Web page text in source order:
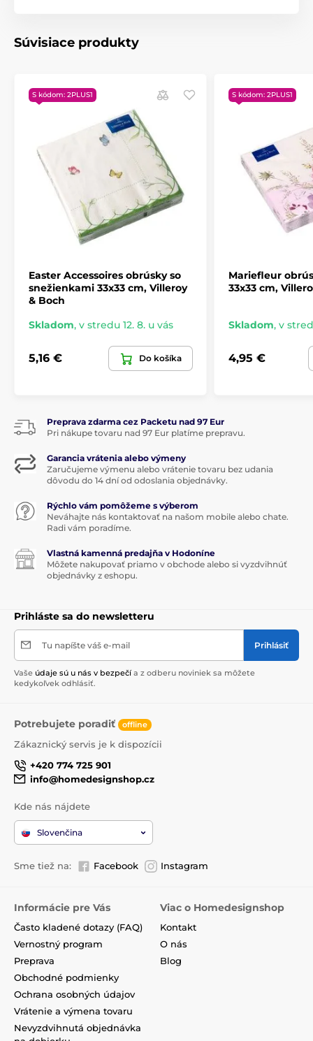
Súvisiace produkty
S kódom: 2PLUS1
Easter Accessoires obrúsky so
snežienkami 33x33 cm, Villeroy
& Boch
Skladom, v stredu 12. 8. u vás
5,16 € Do košíka
S kódom: 2PLUS1
Mariefleur
33x33 cm,
Skladom, v
4,95 €
Preprava zdarma cez Packetu nad 97 Eur
Pri nákupe tovaru nad 97 Eur platíme prepravu.
Garancia vrátenia alebo výmeny
Zaručujeme výmenu alebo vrátenie tovaru bez udania
dôvodu do 14 dní od odoslania objednávky.
Rýchlo vám pomôžeme s výberom
Neváhajte nás kontaktovať na našom mobile alebo chate.
Radi vám poradíme.
Vlastná kamenná predajňa v Hodoníne
Môžete nakupovať priamo v obchode alebo si vyzdvihnúť
objednávky z eshopu.
Prihláste sa do newsletteru
Tu napíšte váš e-mail Prihlásiť
Vaše údaje sú u nás v bezpečí a z odberu noviniek sa môžete
kedykoľvek odhlásiť.
Potrebujete poradiť offline
Zákaznický servis je k dispozícii
+420 774 725 901
info@homedesignshop.cz
Kde nás nájdete
Slovenčina
Sme tiež na: Facebook Instagram
Informácie pre Vás
Často kladené dotazy (FAQ)
Vernostný program
Preprava
Obchodné podmienky
Ochrana osobných údajov
Vrátenie a výmena tovaru
Nevyzdvihnutá objednávka
Viac o Homedesignshop
Kontakt
O nás
Blog